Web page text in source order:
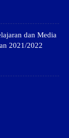
dan Media
2021/2022